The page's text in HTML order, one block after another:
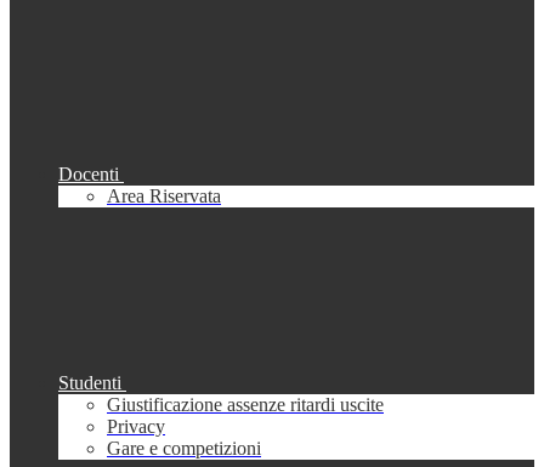
Docenti
Area Riservata
Studenti
Giustificazione assenze ritardi uscite
Privacy
Gare e competizioni